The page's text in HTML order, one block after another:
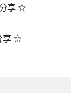
享 ☆
享 ☆